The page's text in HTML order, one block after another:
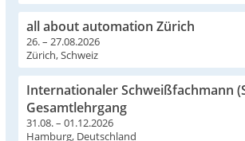
all about automation Zürich
26. – 27.08.2026
Zürich, Schweiz
Internationaler Schweißfachmann
Gesamtlehrgang
31.08. – 01.12.2026
Hamburg, Deutschland